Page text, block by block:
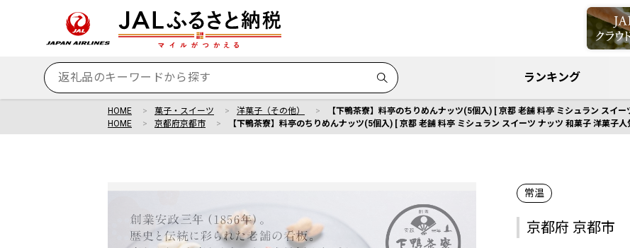
ランキング
HOME 菓子・スイーツ 洋菓子（その他）
【下鴨茶寮】料亭のちりめんナッツ(5個入) [ 京都 老舗 料亭 ミシュラン スイ
HOME
京都府京都市 【下鴨茶寮】料亭のちりめんナッツ(5個入) [ 京都 老舗 料亭 ミシュラン スイーツ ナッツ 和菓子 洋菓
常温
京都府 京都市